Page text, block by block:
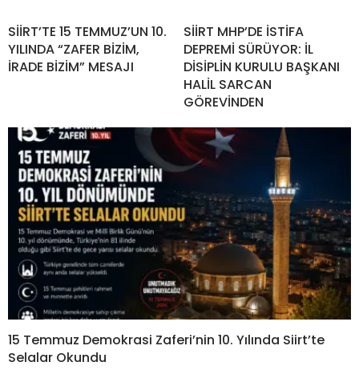
SİİRT’TE 15 TEMMUZ’UN 10.
YILINDA “ZAFER BİZİM,
İRADE BİZİM” MESAJI
SİİRT MHP’DE İSTİFA
DEPREMİ SÜRÜYOR: İL
DİSİPLİN KURULU BAŞKANI
HALİL SARCAN
GÖREVİNDEN
15 Temmuz Demokrasi Zaferi’nin 10. Yılında Siirt’te
Selalar Okundu